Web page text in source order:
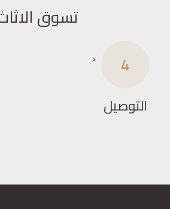
تسوق
4
التوصيل